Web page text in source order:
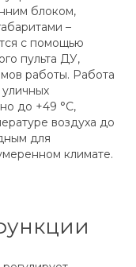
блоком,
–
с помощью
пульта ДУ,
работы. Работа
до +49 °C,
воздуха до
для
климате.